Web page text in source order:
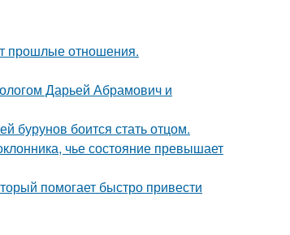
прошлые отношения.
Дарьей Абрамович и
бурунов боится стать отцом.
чье состояние превышает
помогает быстро привести